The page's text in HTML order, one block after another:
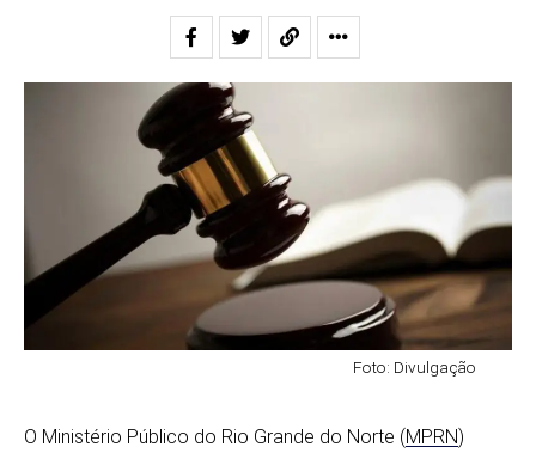
Foto: Divulgação
O Ministério Público do Rio Grande do Norte (MPRN)